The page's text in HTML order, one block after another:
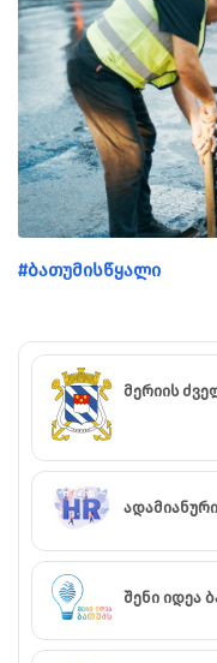
#ბათუმისწყალი
მერიის
შენი იდეა